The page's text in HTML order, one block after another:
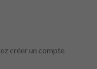
créer un compte